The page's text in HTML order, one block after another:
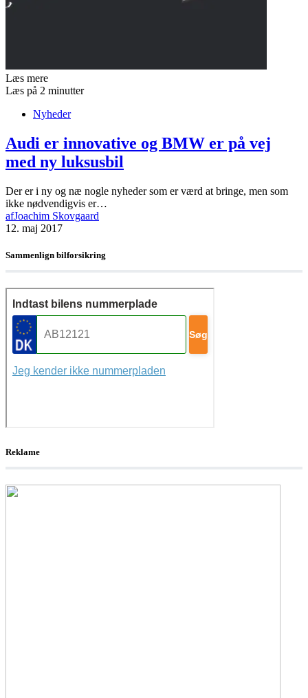
Læs mere
Læs på 2 minutter
Nyheder
Audi er innovative og BMW er på vej
med ny luksusbil
Der er i ny og næ nogle nyheder som er værd at bringe, men som
ikke nødvendigvis er…
afJoachim Skovgaard
12. maj 2017
Sammenlign bilforsikring
Reklame